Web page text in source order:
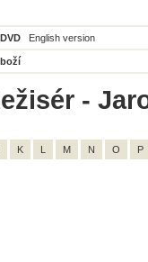
English version
-
K L M N O P